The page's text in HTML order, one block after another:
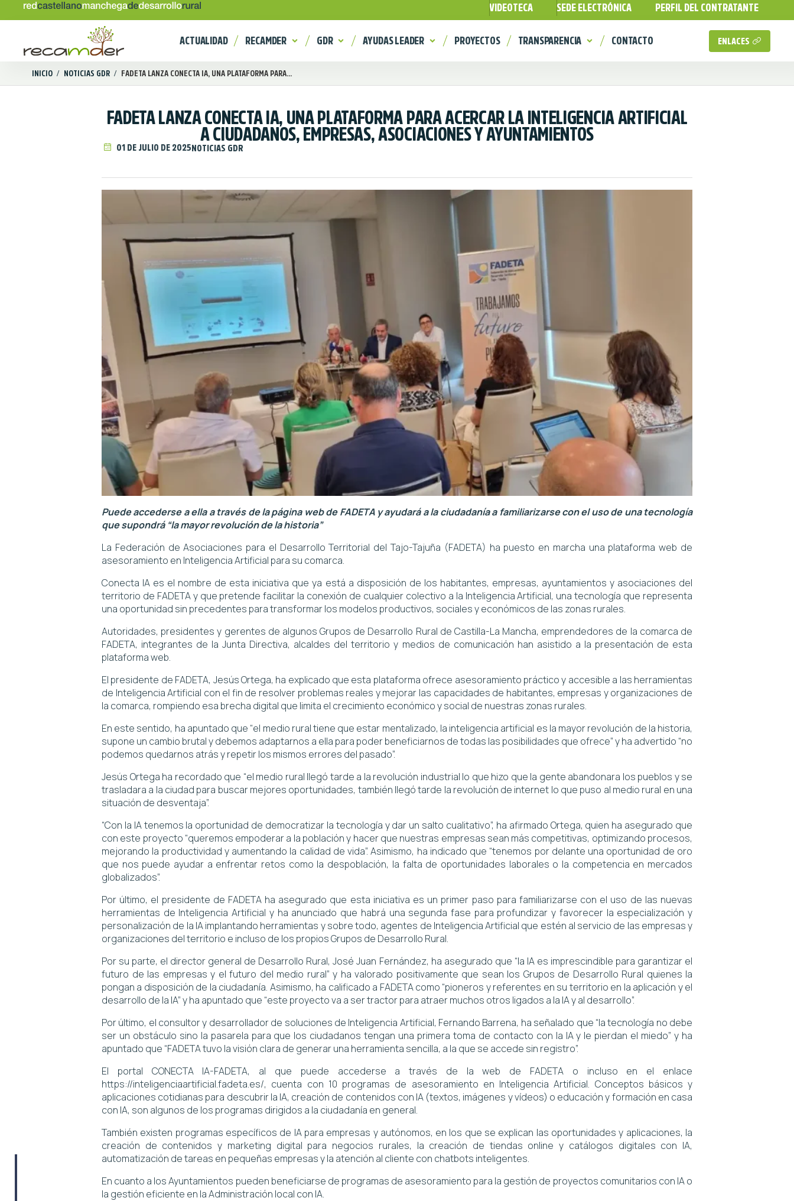
VIDEOTECA SEDE ELECTRÓNICA PERFIL DEL CONTRATANTE
ACTUALIDAD RECAMDER GDR AYUDAS LEADER PROYECTOS TRANSPARENCIA CONTACTO ENLACES
INICIO / NOTICIAS GDR / FADETA LANZA CONECTA IA, UNA PLATAFORMA PARA...
FADETA LANZA CONECTA IA, UNA PLATAFORMA PARA ACERCAR LA INTELIGENCIA ARTIFICIAL
A CIUDADANOS, EMPRESAS, ASOCIACIONES Y AYUNTAMIENTOS
01 DE JULIO DE 2025NOTICIAS GDR
Puede accederse a ella a través de la página web de FADETA y ayudará a la ciudadanía a familiarizarse con el uso de una tecnología
que supondrá “la mayor revolución de la historia”
La Federación de Asociaciones para el Desarrollo Territorial del Tajo-Tajuña (FADETA) ha puesto en marcha una plataforma web de
asesoramiento en Inteligencia Artificial para su comarca.
Conecta IA es el nombre de esta iniciativa que ya está a disposición de los habitantes, empresas, ayuntamientos y asociaciones del
territorio de FADETA y que pretende facilitar la conexión de cualquier colectivo a la Inteligencia Artificial, una tecnología que representa
una oportunidad sin precedentes para transformar los modelos productivos, sociales y económicos de las zonas rurales.
Autoridades, presidentes y gerentes de algunos Grupos de Desarrollo Rural de Castilla-La Mancha, emprendedores de la comarca de
FADETA, integrantes de la Junta Directiva, alcaldes del territorio y medios de comunicación han asistido a la presentación de esta
plataforma web.
El presidente de FADETA, Jesús Ortega, ha explicado que esta plataforma ofrece asesoramiento práctico y accesible a las herramientas
de Inteligencia Artificial con el fin de resolver problemas reales y mejorar las capacidades de habitantes, empresas y organizaciones de
la comarca, rompiendo esa brecha digital que limita el crecimiento económico y social de nuestras zonas rurales.
En este sentido, ha apuntado que “el medio rural tiene que estar mentalizado, la inteligencia artificial es la mayor revolución de la historia,
supone un cambio brutal y debemos adaptarnos a ella para poder beneficiarnos de todas las posibilidades que ofrece” y ha advertido “no
podemos quedarnos atrás y repetir los mismos errores del pasado”.
Jesús Ortega ha recordado que “el medio rural llegó tarde a la revolución industrial lo que hizo que la gente abandonara los pueblos y se
trasladara a la ciudad para buscar mejores oportunidades, también llegó tarde la revolución de internet lo que puso al medio rural en una
situación de desventaja”.
“Con la IA tenemos la oportunidad de democratizar la tecnología y dar un salto cualitativo”, ha afirmado Ortega, quien ha asegurado que
con este proyecto “queremos empoderar a la población y hacer que nuestras empresas sean más competitivas, optimizando procesos,
mejorando la productividad y aumentando la calidad de vida”. Asimismo, ha indicado que “tenemos por delante una oportunidad de oro
que nos puede ayudar a enfrentar retos como la despoblación, la falta de oportunidades laborales o la competencia en mercados
globalizados”.
Por último, el presidente de FADETA ha asegurado que esta iniciativa es un primer paso para familiarizarse con el uso de las nuevas
herramientas de Inteligencia Artificial y ha anunciado que habrá una segunda fase para profundizar y favorecer la especialización y
personalización de la IA implantando herramientas y sobre todo, agentes de Inteligencia Artificial que estén al servicio de las empresas y
organizaciones del territorio e incluso de los propios Grupos de Desarrollo Rural.
Por su parte, el director general de Desarrollo Rural, José Juan Fernández, ha asegurado que “la IA es imprescindible para garantizar el
futuro de las empresas y el futuro del medio rural” y ha valorado positivamente que sean los Grupos de Desarrollo Rural quienes la
pongan a disposición de la ciudadanía. Asimismo, ha calificado a FADETA como “pioneros y referentes en su territorio en la aplicación y el
desarrollo de la IA” y ha apuntado que “este proyecto va a ser tractor para atraer muchos otros ligados a la IA y al desarrollo”.
Por último, el consultor y desarrollador de soluciones de Inteligencia Artificial, Fernando Barrena, ha señalado que “la tecnología no debe
ser un obstáculo sino la pasarela para que los ciudadanos tengan una primera toma de contacto con la IA y le pierdan el miedo” y ha
apuntado que “FADETA tuvo la visión clara de generar una herramienta sencilla, a la que se accede sin registro”.
El portal CONECTA IA-FADETA, al que puede accederse a través de la web de FADETA o incluso en el enlace
https://inteligenciaartificial.fadeta.es/, cuenta con 10 programas de asesoramiento en Inteligencia Artificial. Conceptos básicos y
aplicaciones cotidianas para descubrir la IA, creación de contenidos con IA (textos, imágenes y vídeos) o educación y formación en casa
con IA, son algunos de los programas dirigidos a la ciudadanía en general.
También existen programas específicos de IA para empresas y autónomos, en los que se explican las oportunidades y aplicaciones, la
creación de contenidos y marketing digital para negocios rurales, la creación de tiendas online y catálogos digitales con IA,
automatización de tareas en pequeñas empresas y la atención al cliente con chatbots inteligentes.
En cuanto a los Ayuntamientos pueden beneficiarse de programas de asesoramiento para la gestión de proyectos comunitarios con IA o
la gestión eficiente en la Administración local con IA.